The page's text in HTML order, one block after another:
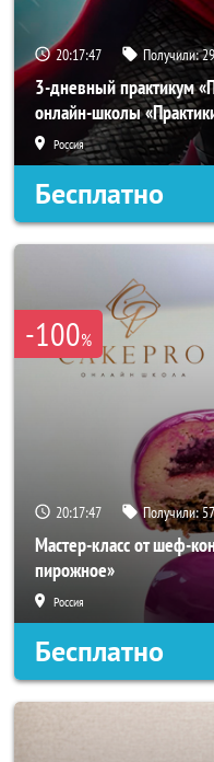
20:17:45 Получили:29
3-дневный практикум
онлайн-школы
Россия
Бесплатно
-100%
20:17:45 Получили:57
Мастер-класс от шеф-
пирожное»
Россия
Бесплатно